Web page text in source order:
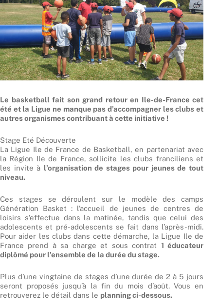
Le basketball fait son grand retour en Ile-de-France cet
été et la Ligue ne manque pas d’accompagner les clubs et
autres organismes contribuant à cette initiative !
Stage Eté Découverte
La Ligue Ile de France de Basketball, en partenariat avec
la Région Ile de France, sollicite les clubs franciliens et
les invite à l’organisation de stages pour jeunes de tout
niveau.
Ces stages se déroulent sur le modèle des camps
Génération Basket : l’accueil de jeunes de centres de
loisirs s’effectue dans la matinée, tandis que celui des
adolescents et pré-adolescents se fait dans l’après-midi.
Pour aider les clubs dans cette démarche, la Ligue Ile de
France prend à sa charge et sous contrat 1 éducateur
diplômé pour l’ensemble de la durée du stage.
Plus d’une vingtaine de stages d’une durée de 2 à 5 jours
seront proposés jusqu’à la fin du mois d’août. Vous en
retrouverez le détail dans le planning ci-dessous.